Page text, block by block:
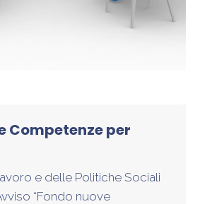
Competenze per
e delle Politiche Sociali
“Fondo nuove